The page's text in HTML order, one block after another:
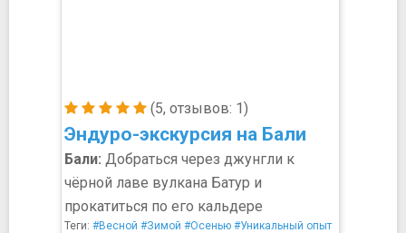
(5, отзывов: 1)
Эндуро-экскурсия на Бали
Бали: Добраться через джунгли к
чёрной лаве вулкана Батур и
прокатиться по его кальдере
Теги: #Весной #Зимой #Осенью #Уникальный опыт